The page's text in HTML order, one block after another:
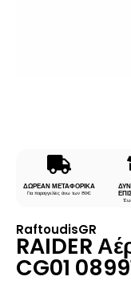
ΔΩΡΕΑΝ ΜΕΤΑΦΟΡΙΚΑ
Για παραγγελίες άνω των 80€
RaftoudisGR
RAIDER
CG01